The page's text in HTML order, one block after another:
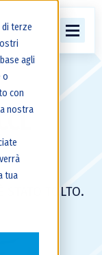
terze
agli
o
con
nostra
tua
STATO TOLTO.